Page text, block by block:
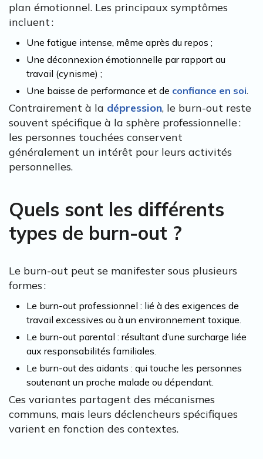
plan émotionnel. Les principaux symptômes
incluent :
Une fatigue intense, même après du repos ;
Une déconnexion émotionnelle par rapport au
travail (cynisme) ;
Une baisse de performance et de confiance en soi.
Contrairement à la dépression, le burn-out reste
souvent spécifique à la sphère professionnelle :
les personnes touchées conservent
généralement un intérêt pour leurs activités
personnelles.
Quels sont les différents
types de burn-out ?
Le burn-out peut se manifester sous plusieurs
formes :
Le burn-out professionnel : lié à des exigences de
travail excessives ou à un environnement toxique.
Le burn-out parental : résultant d’une surcharge liée
aux responsabilités familiales.
Le burn-out des aidants : qui touche les personnes
soutenant un proche malade ou dépendant.
Ces variantes partagent des mécanismes
communs, mais leurs déclencheurs spécifiques
varient en fonction des contextes.